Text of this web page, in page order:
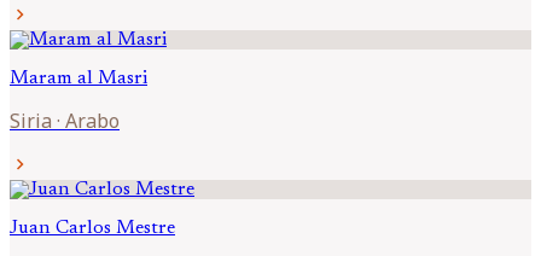
chevron_right
Maram al Masri
Siria · Arabo
chevron_right
Juan Carlos Mestre